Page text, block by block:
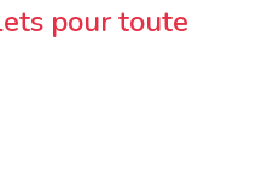
pour toute